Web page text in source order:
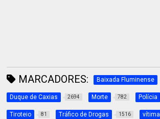
MARCADORES: Baixada Fluminense
Duque de Caxias 2694 Morte 782 Polícia
Tiroteio 81 Tráfico de Drogas 1516 vítima